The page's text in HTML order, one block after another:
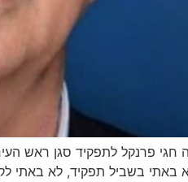
חגי פרנקל לתפקיד סגן ראש
באתי בשביל תפקיד, לא באתי